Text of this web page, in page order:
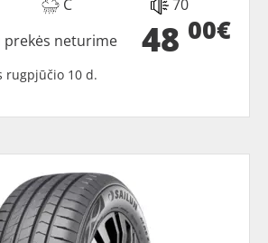
C 70
48 00€
prekės neturime
rugpjūčio 10 d.